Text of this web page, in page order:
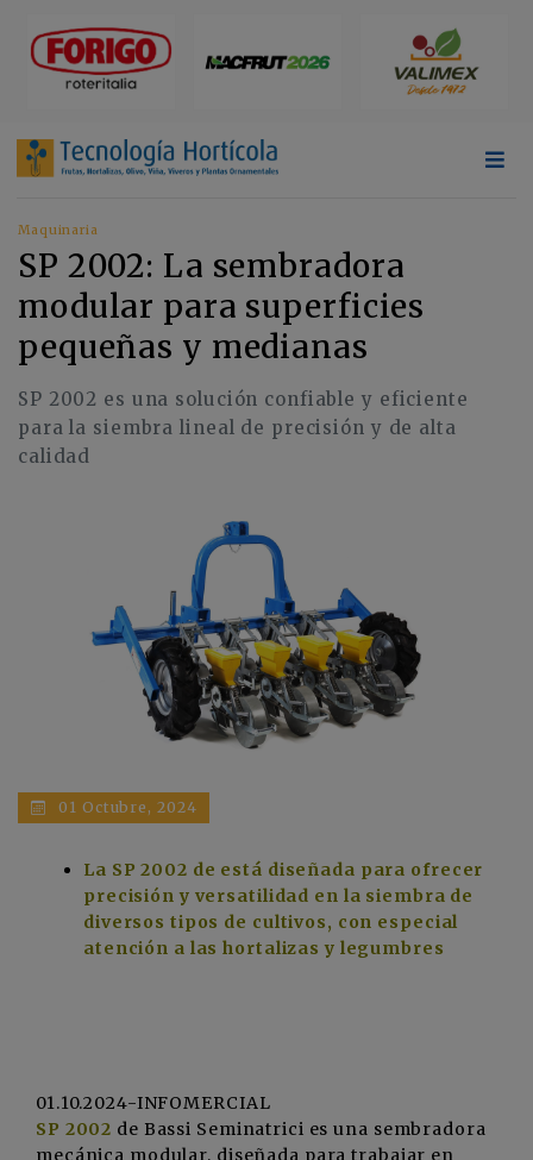
Maquinaria
SP 2002: La sembradora
modular para superficies
pequeñas y medianas
SP 2002 es una solución confiable y eficiente
para la siembra lineal de precisión y de alta
calidad
01 Octubre, 2024
La SP 2002 de está diseñada para ofrecer
precisión y versatilidad en la siembra de
diversos tipos de cultivos, con especial
atención a las hortalizas y legumbres
01.10.2024-INFOMERCIAL
SP 2002 de Bassi Seminatrici es una sembradora
mecánica modular, diseñada para trabajar en